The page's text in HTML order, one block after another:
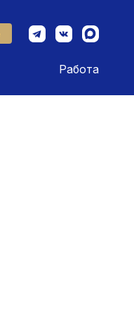
Работа